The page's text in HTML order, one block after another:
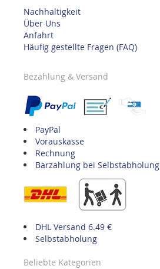
Nachhaltigkeit
Über Uns
Anfahrt
Häufig gestellte Fragen (FAQ)
Bezahlung & Versand
PayPal
Vorauskasse
Rechnung
Barzahlung bei Selbstabholung
DHL Versand 6.49 €
Selbstabholung
Beliebte Kategorien